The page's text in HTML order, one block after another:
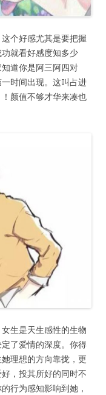
个好感尤其是要把握
就看好感度知多少
道你是阿三阿四对
时间出现。这叫占进
颜值不够才华来凑也
生是天生感性的生物
了爱情的深度。你得
理想的方向靠拢，更
，投其所好的同时不
行为感知影响到她，